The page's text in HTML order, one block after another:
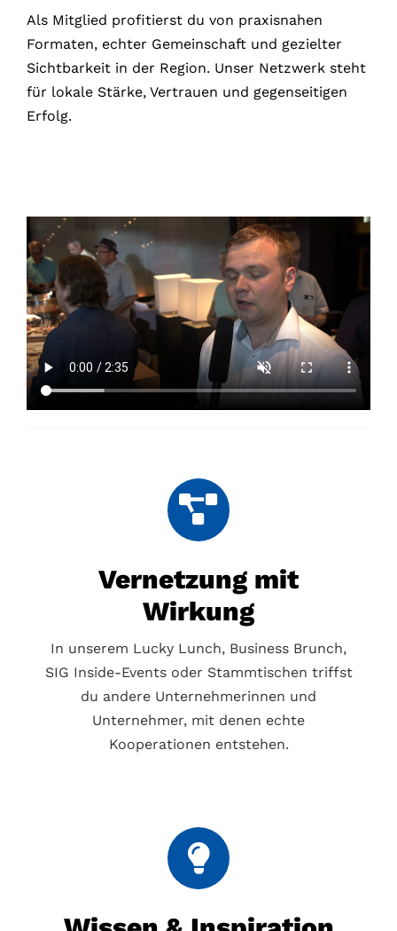
Als Mitglied profitierst du von praxisnahen
Formaten, echter Gemeinschaft und gezielter
Sichtbarkeit in der Region. Unser Netzwerk steht
für lokale Stärke, Vertrauen und gegenseitigen
Erfolg.
Vernetzung mit
Wirkung
In unserem Lucky Lunch, Business Brunch,
SIG Inside-Events oder Stammtischen triffst
du andere Unternehmerinnen und
Unternehmer, mit denen echte
Kooperationen entstehen.